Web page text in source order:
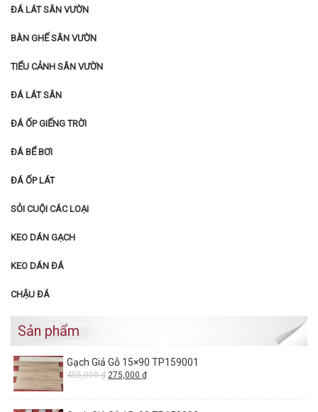
ĐÁ LÁT SÂN VƯỜN
BÀN GHẾ SÂN VƯỜN
TIỂU CẢNH SÂN VƯỜN
ĐÁ LÁT SÂN
ĐÁ ỐP GIẾNG TRỜI
ĐÁ BỂ BƠI
ĐÁ ỐP LÁT
SỎI CUỘI CÁC LOẠI
KEO DÁN GẠCH
KEO DÁN ĐÁ
CHẬU ĐÁ
Sản phẩm
Gạch Giả Gỗ 15×90 TP159001
455,000₫ 275,000 ₫